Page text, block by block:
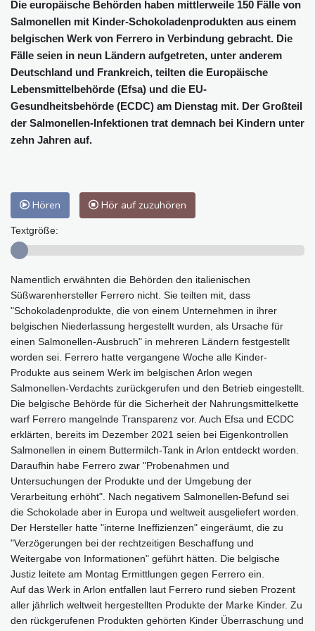
Die europäische Behörden haben mittlerweile 150 Fälle von
Salmonellen mit Kinder-Schokoladenprodukten aus einem
belgischen Werk von Ferrero in Verbindung gebracht. Die
Fälle seien in neun Ländern aufgetreten, unter anderem
Deutschland und Frankreich, teilten die Europäische
Lebensmittelbehörde (Efsa) und die EU-
Gesundheitsbehörde (ECDC) am Dienstag mit. Der Großteil
der Salmonellen-Infektionen trat demnach bei Kindern unter
zehn Jahren auf.
Hören Hör auf zuzuhören
Textgröße:
Namentlich erwähnten die Behörden den italienischen
Süßwarenhersteller Ferrero nicht. Sie teilten mit, dass
"Schokoladenprodukte, die von einem Unternehmen in ihrer
belgischen Niederlassung hergestellt wurden, als Ursache für
einen Salmonellen-Ausbruch" in mehreren Ländern festgestellt
worden sei. Ferrero hatte vergangene Woche alle Kinder-
Produkte aus seinem Werk im belgischen Arlon wegen
Salmonellen-Verdachts zurückgerufen und den Betrieb eingestellt.
Die belgische Behörde für die Sicherheit der Nahrungsmittelkette
warf Ferrero mangelnde Transparenz vor. Auch Efsa und ECDC
erklärten, bereits im Dezember 2021 seien bei Eigenkontrollen
Salmonellen in einem Buttermilch-Tank in Arlon entdeckt worden.
Daraufhin habe Ferrero zwar "Probenahmen und
Untersuchungen der Produkte und der Umgebung der
Verarbeitung erhöht". Nach negativem Salmonellen-Befund sei
die Schokolade aber in Europa und weltweit ausgeliefert worden.
Der Hersteller hatte "interne Ineffizienzen" eingeräumt, die zu
"Verzögerungen bei der rechtzeitigen Beschaffung und
Weitergabe von Informationen" geführt hätten. Die belgische
Justiz leitete am Montag Ermittlungen gegen Ferrero ein.
Auf das Werk in Arlon entfallen laut Ferrero rund sieben Prozent
aller jährlich weltweit hergestellten Produkte der Marke Kinder. Zu
den rückgerufenen Produkten gehörten Kinder Überraschung und